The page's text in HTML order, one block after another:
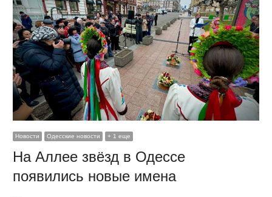
Новости Одесские новости + 1 еще
На Аллее звёзд в Одессе
появились новые имена